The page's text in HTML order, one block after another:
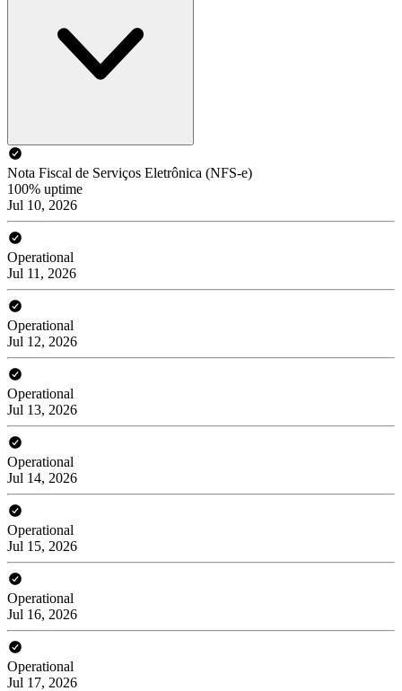
Nota Fiscal de Serviços Eletrônica (NFS-e)
100% uptime
Jul 10, 2026
Operational
Jul 11, 2026
Operational
Jul 12, 2026
Operational
Jul 13, 2026
Operational
Jul 14, 2026
Operational
Jul 15, 2026
Operational
Jul 16, 2026
Operational
Jul 17, 2026